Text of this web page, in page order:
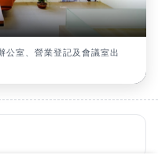
公室、營業登記及會議室出